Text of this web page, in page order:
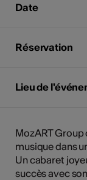
Date
Réservation
Lieu de
MozART
musique dans
Un cabaret
succès avec